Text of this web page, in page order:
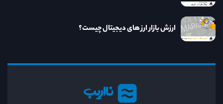
نااریب
ارزش بازار ارز های دیجیتال چیست؟